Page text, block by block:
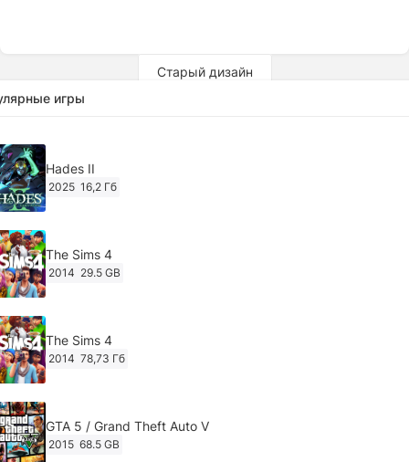
Старый дизайн
игры
Hades II
2025 16,2 Гб
The Sims 4
2014 29.5 GB
The Sims 4
2014 78,73 Гб
GTA 5 / Grand Theft Auto V
2015 68.5 GB